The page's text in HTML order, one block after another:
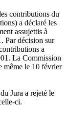
contributions du
a déclaré les
assujettis à
Par décision sur
a
La Commission
même le 10 février
Jura a rejeté le
ci.